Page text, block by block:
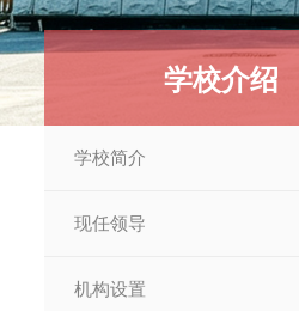
学校介绍
学校简介
现任领导
机构设置